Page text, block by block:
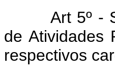
Art 5º -
de Atividades
respectivos